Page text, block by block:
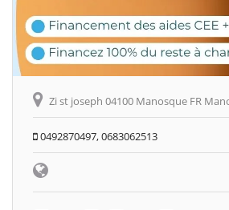
Zi st joseph 04100 Manosque FR
0492870497, 0683062513